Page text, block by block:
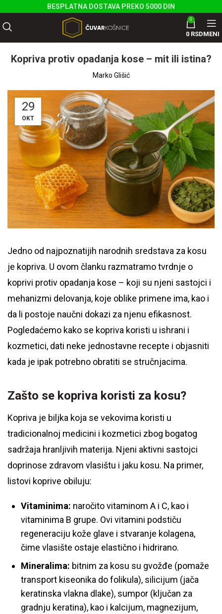
0
0 RSDMENI
Kopriva protiv opadanja kose – mit ili istina?
Marko Glišić
29
OKT
Jedno od najpoznatijih narodnih sredstava za kosu
je kopriva. U ovom članku razmatramo tvrdnje o
koprivi protiv opadanja kose – koji su njeni sastojci i
mehanizmi delovanja, koje oblike primene ima, kao i
da li postoje naučni dokazi za njenu efikasnost.
Pogledaćemo kako se kopriva koristi u ishrani i
kozmetici, dati neke jednostavne recepte i objasniti
kada je ipak potrebno obratiti se stručnjacima.
Zašto se kopriva koristi za kosu?
Kopriva je biljka koja se vekovima koristi u
tradicionalnoj medicini i kozmetici zbog bogatog
sadržaja hranljivih materija. Njeni aktivni sastojci
doprinose zdravom vlasištu i jaku kosu. Na primer,
listovi koprive obiluju:
Vitaminima: naročito vitaminom A i C, kao i
vitaminima B grupe. Ovi vitamini podstiču
regeneraciju kože glave i stvaranje kolagena,
čime vlasište ostaje elastično i hidrirano.
Mineralima: bitnim za kosu su gvožđe (pomaže
transport kiseonika do folikula), silicijum (jača
keratinska vlakna dlake), sumpor (ključan za
gradnju keratina), kao i kalcijum, magnezijum,
BESPLATNA DOSTAVA PREKO 5000 DIN